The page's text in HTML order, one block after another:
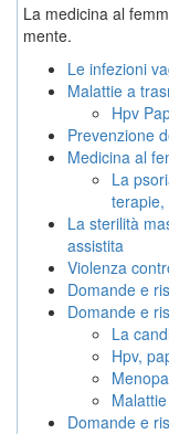
La medicina al
mente.
Le infezioni
Malattie a
Hpv
Prevenzione
Medicina al
La
terapie,
La sterilità
assistita
Violenza
Domande e
Domande e
La
Hpv,
Domande e